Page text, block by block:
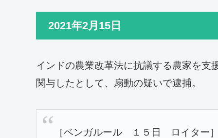
2021年2月15日
インドの農業改革法に抗議する農家を支
関与したとして、扇動の疑いで逮捕。
［ベンガルール １５日 ロイター